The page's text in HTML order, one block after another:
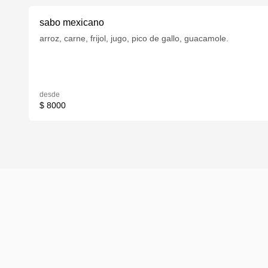
sabo mexicano
arroz, carne, frijol, jugo, pico de gallo, guacamole.
desde
$ 8000